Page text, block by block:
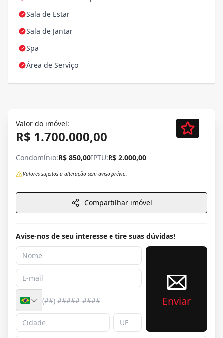
Sala de Estar
Sala de Jantar
Spa
Área de Serviço
Valor do imóvel:
R$ 1.700.000,00
Condomínio:R$ 850,00IPTU:R$ 2.000,00
Valores sujeitos a alteração sem aviso prévio.
Compartilhar imóvel
Avise-nos de seu interesse e tire suas dúvidas!
Enviar